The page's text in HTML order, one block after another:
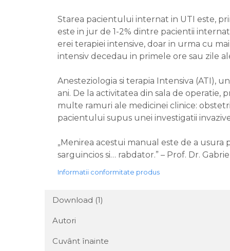
Starea pacientului internat in UTI este,
este in jur de 1-2% dintre pacientii
erei terapiei intensive, doar in urma cu
intensiv decedau in primele ore sau zile
Anesteziologia si terapia Intensiva (ATI),
ani. De la activitatea din sala de
multe ramuri ale medicinei clinice:
pacientului supus unei investigatii
„Menirea acestui manual este de a
sarguincios si… rabdator.” – Prof. Dr.
Informatii conformitate produs
Download (1)
Autori
Cuvânt înainte